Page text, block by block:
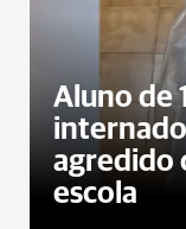
Aluno de
agredido
escola